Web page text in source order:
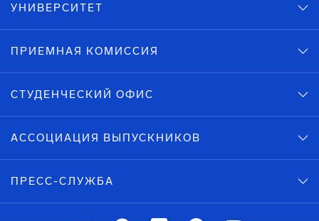
УНИВЕРСИТЕТ
ПРИЕМНАЯ КОМИССИЯ
СТУДЕНЧЕСКИЙ ОФИС
АССОЦИАЦИЯ ВЫПУСКНИКОВ
ПРЕСС-СЛУЖБА